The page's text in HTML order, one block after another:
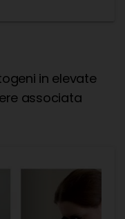
in elevate
associata